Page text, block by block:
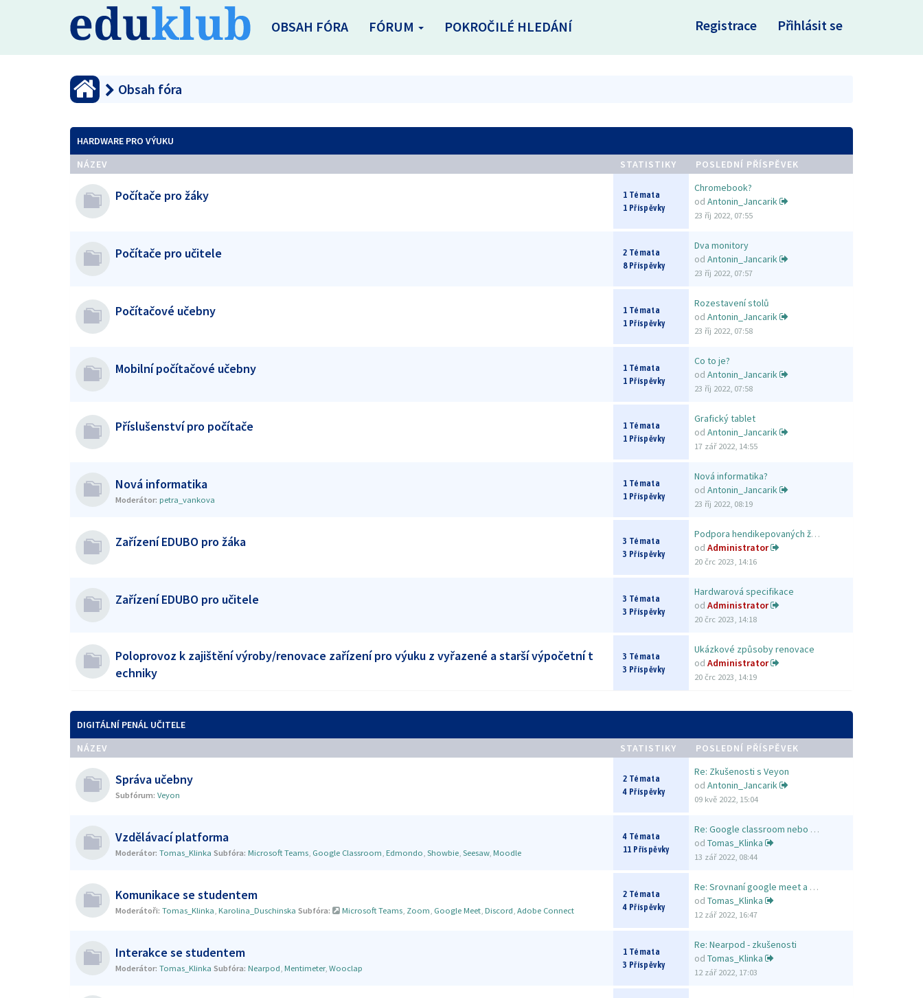
OBSAH FÓRA FÓRUM POKROČILÉ HLEDÁNÍ Registrace Přihlásit se
Obsah fóra
HARDWARE PRO VÝUKU
NÁZEV
STATISTIKY POSLEDNÍ PŘÍSPĚVEK
Počítače pro žáky
1 Témata
1 Příspěvky
Chromebook?
od Antonin_Jancarik
23 říj 2022, 07:55
Počítače pro učitele
2 Témata
8 Příspěvky
Dva monitory
od Antonin_Jancarik
23 říj 2022, 07:57
Počítačové učebny
1 Témata
1 Příspěvky
Rozestavení stolů
od Antonin_Jancarik
23 říj 2022, 07:58
Mobilní počítačové učebny
1 Témata
1 Příspěvky
Co to je?
od Antonin_Jancarik
23 říj 2022, 07:58
Příslušenství pro počítače
1 Témata
1 Příspěvky
Grafický tablet
od Antonin_Jancarik
17 zář 2022, 14:55
Nová informatika
Moderátor: petra_vankova
1 Témata
1 Příspěvky
Nová informatika?
od Antonin_Jancarik
23 říj 2022, 08:19
Zařízení EDUBO pro žáka
3 Témata
3 Příspěvky
Podpora hendikepovaných žáků
od Administrator
20 črc 2023, 14:16
Zařízení EDUBO pro učitele
3 Témata
3 Příspěvky
Hardwarová specifikace
od Administrator
20 črc 2023, 14:18
Poloprovoz k zajištění výroby/renovace zařízení pro výuku z vyřazené a starší výpočetní t
echniky
3 Témata
3 Příspěvky
Ukázkové způsoby renovace
od Administrator
20 črc 2023, 14:19
DIGITÁLNÍ PENÁL UČITELE
NÁZEV
STATISTIKY POSLEDNÍ PŘÍSPĚVEK
Správa učebny
Subfórum: Veyon
2 Témata
4 Příspěvky
Re: Zkušenosti s Veyon
od Antonin_Jancarik
09 kvě 2022, 15:04
Vzdělávací platforma
Moderátor: Tomas_Klinka Subfóra: Microsoft Teams, Google Classroom, Edmondo, Showbie, Seesaw, Moodle
4 Témata
11 Příspěvky
Re: Google classroom nebo MS …
od Tomas_Klinka
13 zář 2022, 08:44
Komunikace se studentem
Moderátoři: Tomas_Klinka, Karolina_Duschinska Subfóra: Microsoft Teams, Zoom, Google Meet, Discord, Adobe Connect
2 Témata
4 Příspěvky
Re: Srovnaní google meet a Zo…
od Tomas_Klinka
12 zář 2022, 16:47
Interakce se studentem
Moderátor: Tomas_Klinka Subfóra: Nearpod, Mentimeter, Wooclap
1 Témata
3 Příspěvky
Re: Nearpod - zkušenosti
od Tomas_Klinka
12 zář 2022, 17:03